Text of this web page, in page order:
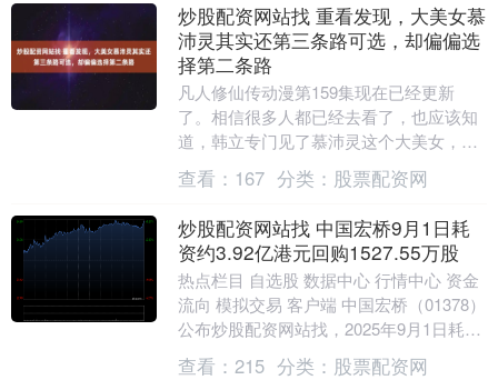
炒股配资网站找 重看发现，大美女慕
沛灵其实还第三条路可选，却偏偏选
择第二条路
凡人修仙传动漫第159集现在已经更新
了。相信很多人都已经去看了，也应该知
道，韩立专门见了慕沛灵这个大美女，更
是给了慕沛灵两条路。第一条路就是让慕
沛灵进入自己所在....
查看： 167 分类： 股票配资网
炒股配资网站找 中国宏桥9月1日耗
资约3.92亿港元回购1527.55万股
热点栏目 自选股 数据中心 行情中心 资金
流向 模拟交易 客户端 中国宏桥（01378）
公布炒股配资网站找，2025年9月1日耗资
约3.92亿港元回购1527.....
查看： 215 分类： 股票配资网